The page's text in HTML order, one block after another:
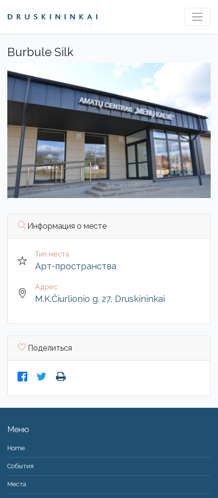
Burbule Silk
Информация о месте
Тип места
Арт-пространства
Адрес
M.K.Čiurlionio g. 27, Druskininkai
Поделиться
Меню
Home
События
Места